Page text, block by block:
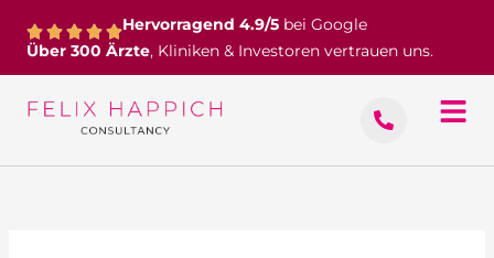
Inhalt
Hervorragend 4.9/5 bei Google
Über 300 Ärzte, Kliniken & Investoren vertrauen uns.